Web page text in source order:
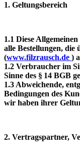
1. Geltungsbereich
1.1 Diese
alle Bestellungen, die
(www.filzrausch.de )
1.2 Verbraucher im
Sinne des § 14 BGB
1.3 Abweichende,
Bedingungen des
wir haben ihrer
2. Vertragspartner,